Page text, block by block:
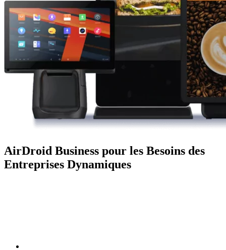
AirDroid Business pour les Besoins des
Entreprises Dynamiques